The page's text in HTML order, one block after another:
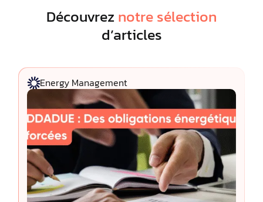
Découvrez notre sélection
d’articles
Energy Management